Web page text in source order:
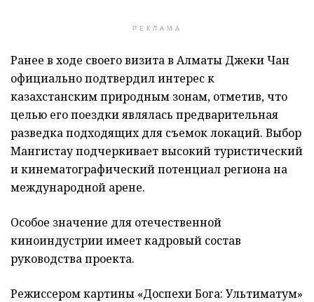
РЕКЛАМА
Ранее в ходе своего визита в Алматы Джеки Чан
официально подтвердил интерес к
казахстанским природным зонам, отметив, что
целью его поездки являлась предварительная
разведка подходящих для съемок локаций. Выбор
Мангистау подчеркивает высокий туристический
и кинематографический потенциал региона на
международной арене.
Особое значение для отечественной
киноиндустрии имеет кадровый состав
руководства проекта.
Режиссером картины «Доспехи Бога: Ультиматум»